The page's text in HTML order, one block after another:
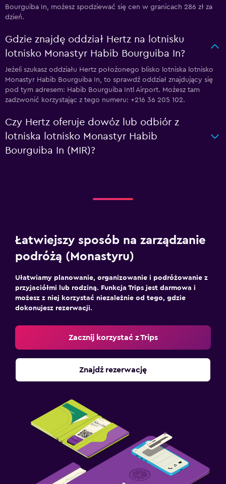
Bourguiba In, możesz spodziewać się cen w granicach 286 zł za
dzień.
Gdzie znajdę oddział Hertz na lotnisku
lotnisko Monastyr Habib Bourguiba In?
Jeżeli szukasz oddziału Hertz położonego blisko lotniska lotnisko
Monastyr Habib Bourguiba In, to sprawdź oddział znajdujący się
pod tym adresem: Habib Bourguiba Intl Airport. Możesz tam
zadzwonić korzystając z tego numeru: +216 36 205 102.
Czy Hertz oferuje dowóz lub odbiór z
lotniska lotnisko Monastyr Habib
Bourguiba In (MIR)?
Łatwiejszy sposób na zarządzanie
podróżą (Monastyru)
Ułatwiamy planowanie, organizowanie i podróżowanie z
przyjaciółmi lub rodziną. Funkcja Trips jest darmowa i
możesz z niej korzystać niezależnie od tego, gdzie
dokonujesz rezerwacji.
Zacznij korzystać z Trips
Znajdź rezerwację